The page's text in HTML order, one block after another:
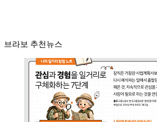
브라보 추천뉴스